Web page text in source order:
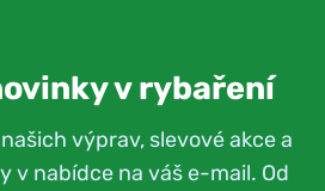
v rybaření
výprav, slevové akce a
v nabídce na váš e-mail. Od